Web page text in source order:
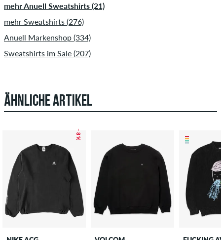
mehr Anuell Sweatshirts (21)
mehr Sweatshirts (276)
Anuell Markenshop (334)
Sweatshirts im Sale (207)
ÄHNLICHE ARTIKEL
– 8 %